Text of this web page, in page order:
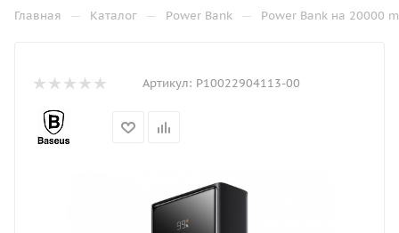
Главная — Каталог — Power Bank — Power Bank на 20000
Артикул: P10022904113-00